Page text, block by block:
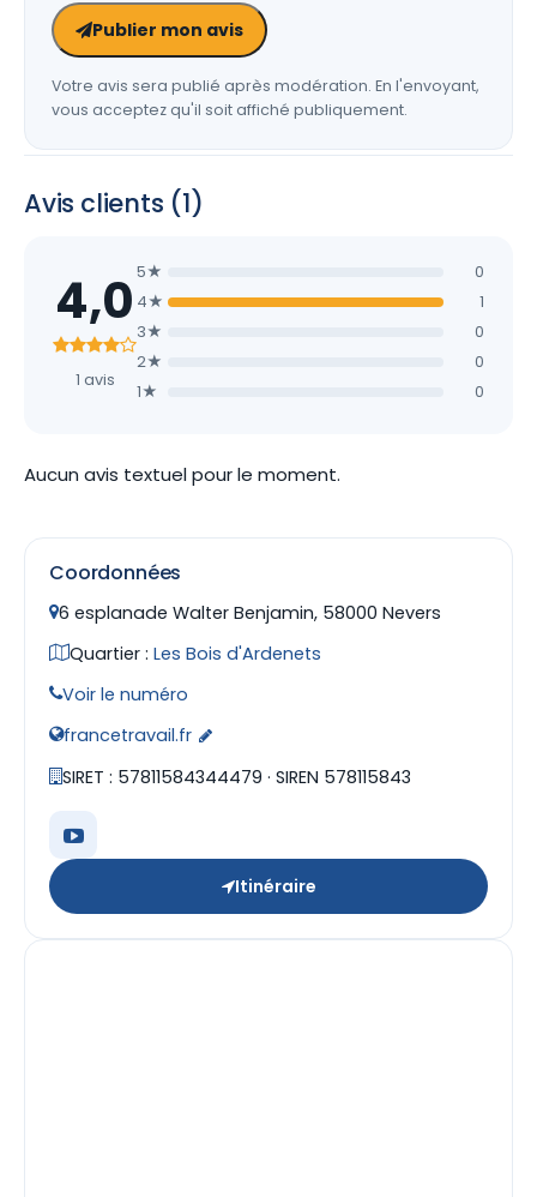
Publier mon avis
Votre avis sera publié après modération. En l'envoyant,
vous acceptez qu'il soit affiché publiquement.
Avis clients (1)
4,0
1 avis
5★
0
4★
1
3★
0
2★
0
1★
0
Aucun avis textuel pour le moment.
Coordonnées
6 esplanade Walter Benjamin, 58000 Nevers
Quartier : Les Bois d'Ardenets
Voir le numéro
francetravail.fr
SIRET : 57811584344479 · SIREN 578115843
Itinéraire